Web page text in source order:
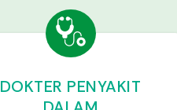
DOKTER PENYAKIT